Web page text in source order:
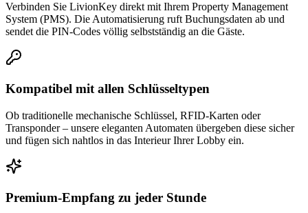
Verbinden Sie LivionKey direkt mit Ihrem Property Management
System (PMS). Die Automatisierung ruft Buchungsdaten ab und
sendet die PIN-Codes völlig selbstständig an die Gäste.
Kompatibel mit allen Schlüsseltypen
Ob traditionelle mechanische Schlüssel, RFID-Karten oder
Transponder – unsere eleganten Automaten übergeben diese sicher
und fügen sich nahtlos in das Interieur Ihrer Lobby ein.
Premium-Empfang zu jeder Stunde